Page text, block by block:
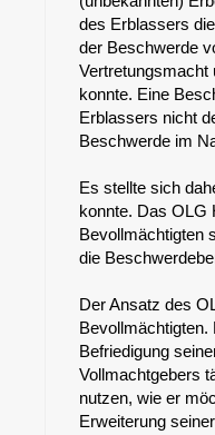
des Erblassers
der Beschwerde
Vertretungsmacht
konnte. Eine
Erblassers nicht
Beschwerde im
Es stellte sich
konnte. Das OLG
Bevollmächtigten
die
Der Ansatz des
Bevollmächtigten.
Befriedigung
Vollmachtgebers
nutzen, wie er
Erweiterung